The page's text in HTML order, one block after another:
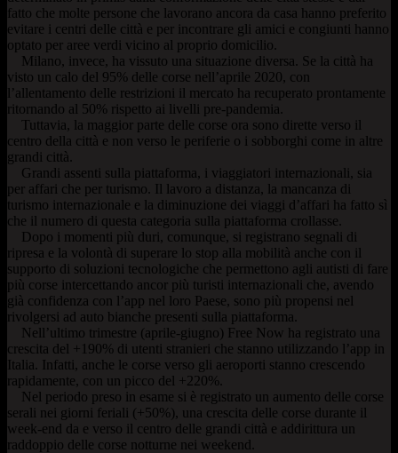
fatto che molte persone che lavorano ancora da casa hanno preferito
evitare i centri delle città e per incontrare gli amici e congiunti hanno
optato per aree verdi vicino al proprio domicilio.
Milano, invece, ha vissuto una situazione diversa. Se la città ha
visto un calo del 95% delle corse nell’aprile 2020, con
l’allentamento delle restrizioni il mercato ha recuperato prontamente
ritornando al 50% rispetto ai livelli pre-pandemia.
Tuttavia, la maggior parte delle corse ora sono dirette verso il
centro della città e non verso le periferie o i sobborghi come in altre
grandi città.
Grandi assenti sulla piattaforma, i viaggiatori internazionali, sia
per affari che per turismo. Il lavoro a distanza, la mancanza di
turismo internazionale e la diminuzione dei viaggi d’affari ha fatto sì
che il numero di questa categoria sulla piattaforma crollasse.
Dopo i momenti più duri, comunque, si registrano segnali di
ripresa e la volontà di superare lo stop alla mobilità anche con il
supporto di soluzioni tecnologiche che permettono agli autisti di fare
più corse intercettando ancor più turisti internazionali che, avendo
già confidenza con l’app nel loro Paese, sono più propensi nel
rivolgersi ad auto bianche presenti sulla piattaforma.
Nell’ultimo trimestre (aprile-giugno) Free Now ha registrato una
crescita del +190% di utenti stranieri che stanno utilizzando l’app in
Italia. Infatti, anche le corse verso gli aeroporti stanno crescendo
rapidamente, con un picco del +220%.
Nel periodo preso in esame si è registrato un aumento delle corse
serali nei giorni feriali (+50%), una crescita delle corse durante il
week-end da e verso il centro delle grandi città e addirittura un
raddoppio delle corse notturne nei weekend.